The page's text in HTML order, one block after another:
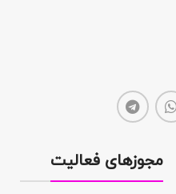
مجوزهای فعالیت